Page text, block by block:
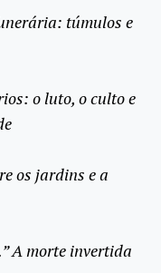
túmulos e
o luto, o culto e
os jardins e a
A morte invertida